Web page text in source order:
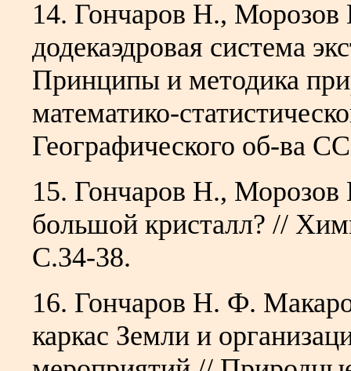
14. Гончаров Н.,
додекаэдровая система
Принципы и методика
математико-
Географического об-ва
15. Гончаров Н.,
большой кристалл? //
С.34-38.
16. Гончаров Н. Ф.
каркас Земли и